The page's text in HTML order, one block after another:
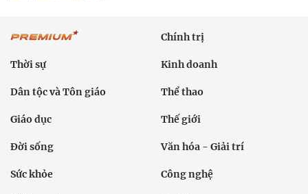
Chính trị
Thời sự Kinh doanh
Dân tộc và Tôn giáo Thể thao
Giáo dục Thế giới
Đời sống Văn hóa - Giải trí
Sức khỏe Công nghệ